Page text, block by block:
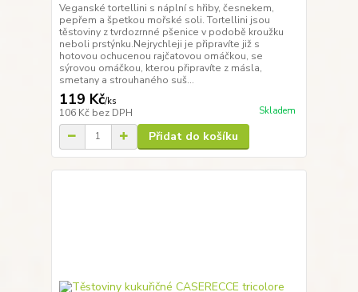
Veganské tortellini s náplní s hřiby, česnekem,
pepřem a špetkou mořské soli. Tortellini jsou
těstoviny z tvrdozrnné pšenice v podobě kroužku
neboli prstýnku.Nejrychleji je připravíte již s
hotovou ochucenou rajčatovou omáčkou, se
sýrovou omáčkou, kterou připravíte z másla,
smetany a strouhaného suš...
119 Kč/ks
106 Kč bez DPH Skladem
Přidat do košíku